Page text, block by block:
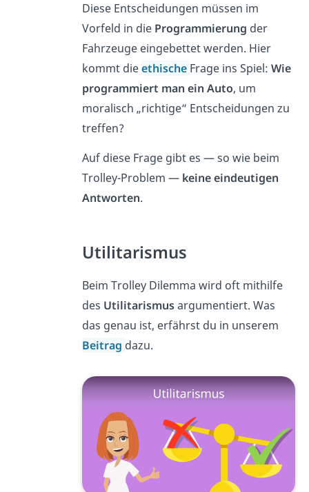
Diese Entscheidungen müssen im
Vorfeld in die Programmierung der
Fahrzeuge eingebettet werden. Hier
kommt dieethische Frage ins Spiel: Wie
programmiert man ein Auto, um
moralisch „richtige“ Entscheidungen zu
treffen?
Auf diese Frage gibt es — so wie beim
Trolley-Problem — keine eindeutigen
Antworten.
Utilitarismus
Beim Trolley Dilemma wird oft mithilfe
des Utilitarismusargumentiert. Was
das genau ist, erfährst du in unserem
Beitrag dazu.